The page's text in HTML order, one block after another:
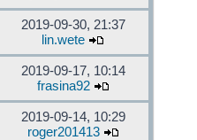
2019-09-30, 21:37
lin.wete
2019-09-17, 10:14
frasina92
2019-09-14, 10:29
roger201413